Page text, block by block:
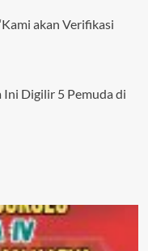
akan Verifikasi
Ini Digilir 5 Pemuda di